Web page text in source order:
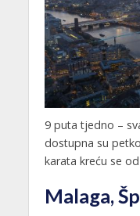
9 puta tjedno –
dostupna su
karata kreću se
Malaga,